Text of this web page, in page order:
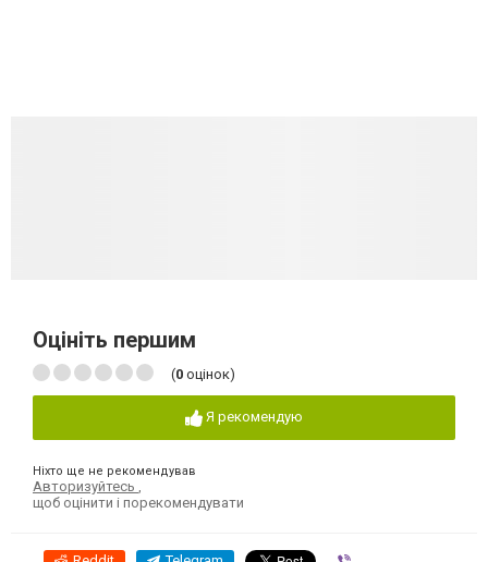
Оцініть першим
(0 оцінок)
Я рекомендую
Ніхто ще не рекомендував
Авторизуйтесь
щоб оцінити і порекомендувати